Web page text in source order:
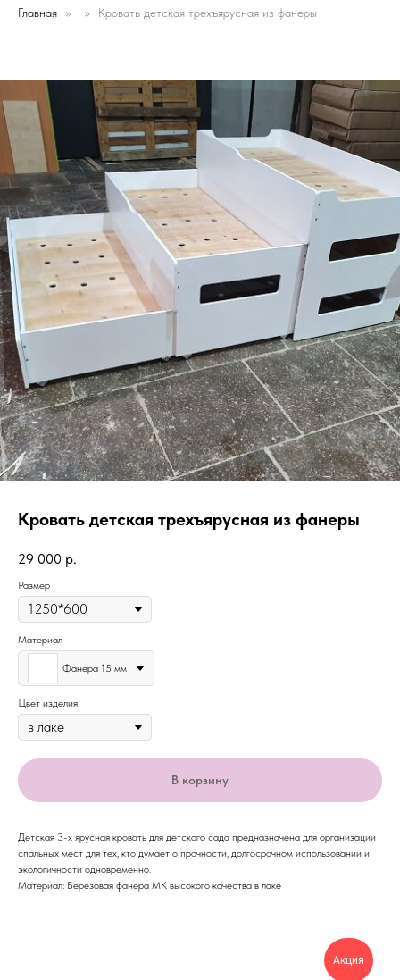
Главная Кровать детская трехъярусная из фанеры
Кровать детская трехъярусная из фанеры
29 000 р.
Размер
Материал
Фанера 15 мм
Цвет изделия
В корзину
Детская 3-х ярусная кровать для детского сада предназначена для организации
спальных мест для тех, кто думает о прочности, долгосрочном использовании и
экологичности одновременно.
Материал: Березовая фанера МК высокого качества в лаке
Акция